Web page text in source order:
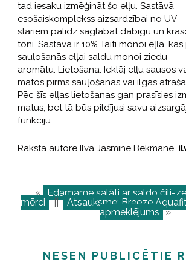
tad iesaku izmēģināt šo eļļu. Sastāvā
esošaiskomplekss aizsardzībai no UV
stariem palīdz saglabāt dabīgu un
toni. Sastāvā ir 10% Taiti monoi eļļa, kas
sauļošanās eļļai saldu monoi ziedu
aromātu. Lietošana. Ieklāj eļļu sausos
matos pirms sauļošanās vai ilgas
Pēc šīs eļļas lietošanas gan prasīsies
matus, bet tā būs pildījusi savu
funkciju.
Raksta autore Ilva Jasmīne Bekmane,
« Edamame salāti ar saldo čili-
mērci || Atsauksme: Breeze
apmeklējums »
NESEN PUBLICĒTIE